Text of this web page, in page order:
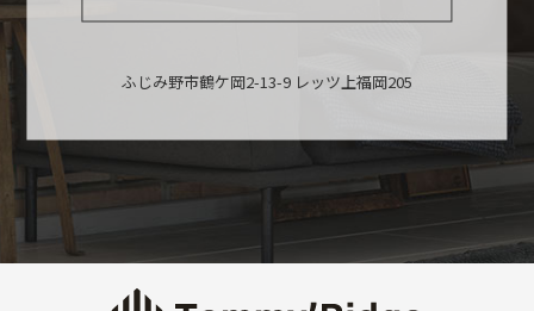
ふじみ野市鶴ケ岡2-13-9 レッツ上福岡205